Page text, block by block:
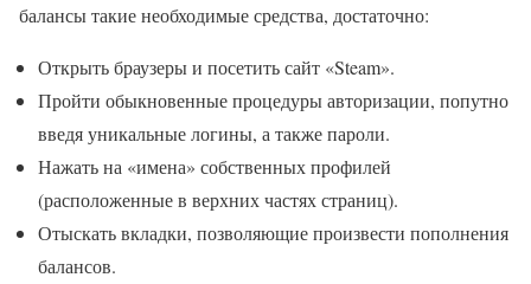
балансы такие необходимые средства, достаточно:
Открыть браузеры и посетить сайт «Steam».
Пройти обыкновенные процедуры авторизации, попутно
введя уникальные логины, а также пароли.
Нажать на «имена» собственных профилей
(расположенные в верхних частях страниц).
Отыскать вкладки, позволяющие произвести пополнения
балансов.